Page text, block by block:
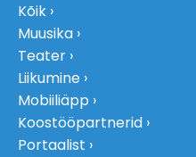
Kõik
Muusika
Teater
Liikumine
Mobiiliäpp
Koostööpartnerid
Portaalist